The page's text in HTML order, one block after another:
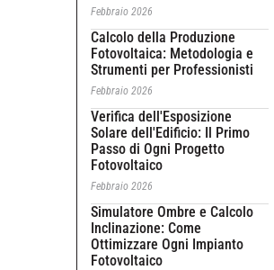
Febbraio 2026
Calcolo della Produzione
Fotovoltaica: Metodologia e
Strumenti per Professionisti
Febbraio 2026
Verifica dell'Esposizione
Solare dell'Edificio: Il Primo
Passo di Ogni Progetto
Fotovoltaico
Febbraio 2026
Simulatore Ombre e Calcolo
Inclinazione: Come
Ottimizzare Ogni Impianto
Fotovoltaico